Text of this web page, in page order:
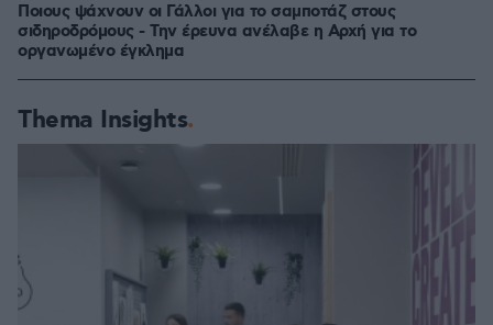
Ποιους ψάχνουν οι Γάλλοι για το σαμποτάζ στους
σιδηροδρόμους - Την έρευνα ανέλαβε η Αρχή για το
οργανωμένο έγκλημα
Thema Insights